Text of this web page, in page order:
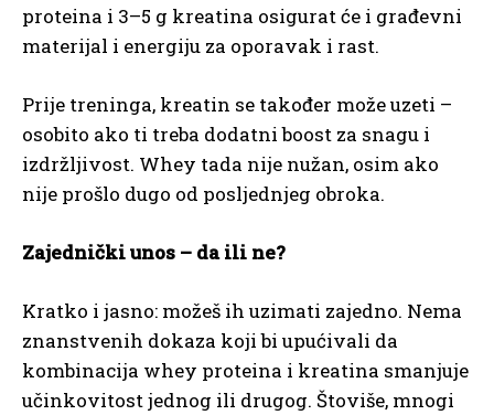
proteina i 3–5 g kreatina osigurat će i građevni
materijal i energiju za oporavak i rast.
Prije treninga, kreatin se također može uzeti –
osobito ako ti treba dodatni boost za snagu i
izdržljivost. Whey tada nije nužan, osim ako
nije prošlo dugo od posljednjeg obroka.
Zajednički unos – da ili ne?
Kratko i jasno: možeš ih uzimati zajedno. Nema
znanstvenih dokaza koji bi upućivali da
kombinacija whey proteina i kreatina smanjuje
učinkovitost jednog ili drugog. Štoviše, mnogi